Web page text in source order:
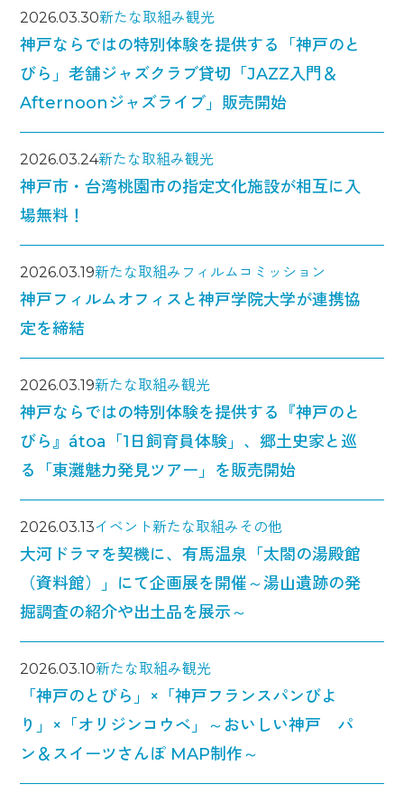
2026.03.30新たな取組み観光
神戸ならではの特別体験を提供する「神戸のと
びら」老舗ジャズクラブ貸切「JAZZ入門＆
Afternoonジャズライブ」販売開始
2026.03.24新たな取組み観光
神戸市・台湾桃園市の指定文化施設が相互に入
場無料！
2026.03.19新たな取組み フィルムコミッション
神戸フィルムオフィスと神戸学院大学が連携協
定を締結
2026.03.19新たな取組み観光
神戸ならではの特別体験を提供する『神戸のと
びら』átoa「1日飼育員体験」、郷土史家と巡
る「東灘魅力発見ツアー」を販売開始
2026.03.13イベント新たな取組み その他
大河ドラマを契機に、有馬温泉「太閤の湯殿館
（資料館）」にて企画展を開催～湯山遺跡の発
掘調査の紹介や出土品を展示～
2026.03.10新たな取組み観光
「神戸のとびら」×「神戸フランスパンびよ
り」×「オリジンコウベ」～おいしい神戸 パ
ン＆スイーツさんぽ MAP制作～